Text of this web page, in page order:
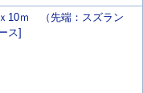
10ｍ （先端：スズラン
ス]